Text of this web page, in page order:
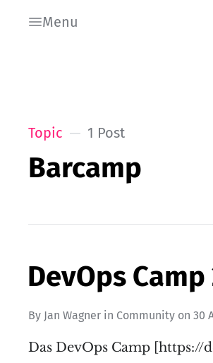
Menu
Topic 1 Post
Barcamp
DevOps Camp
By Jan Wagner in Community on 30
Das DevOps Camp [https://